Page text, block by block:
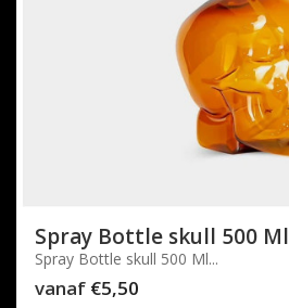
Spray Bottle skull 500 Ml
Spray Bottle skull 500 Ml...
vanaf €5,50